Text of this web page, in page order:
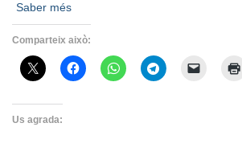
Saber més
Comparteix això:
Us agrada: